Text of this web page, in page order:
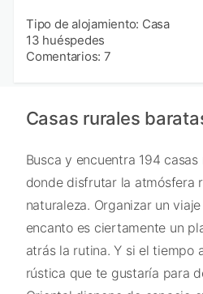
Tipo de alojamiento: Casa
13 huéspedes
Comentarios: 7
Casas rurales
Busca y encuentra 194
donde disfrutar la atmósfera
naturaleza. Organizar un
encanto es ciertamente un
atrás la rutina. Y si el tiempo
rústica que te gustaría para